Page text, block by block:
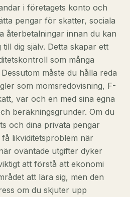
i företagets konto och
pengar för skatter, sociala
återbetalningar innan du kan
dig själv. Detta skapar ett
som många
måste du hålla reda
som momsredovisning, F-
var och en med sina egna
beräkningsgrunder. Om du
och dina privata pengar
likviditetsproblem när
oväntade utgifter dyker
att förstå att ekonomi
att lära sig, men den
om du skjuter upp